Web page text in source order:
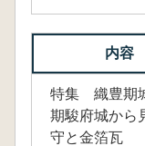
内容
特集 織豊期
期駿府城か
守と金箔瓦